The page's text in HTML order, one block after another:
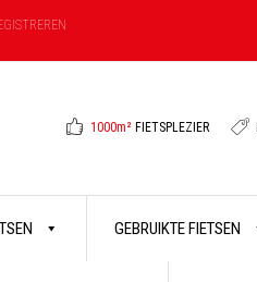
1000m² FIETSPLEZIER
GEBRUIKTE FIETSEN